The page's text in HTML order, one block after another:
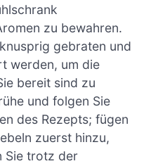
zu bewahren.
gebraten und
werden, um die
bereit sind zu
und folgen Sie
des Rezepts; fügen
zuerst hinzu,
Sie trotz der